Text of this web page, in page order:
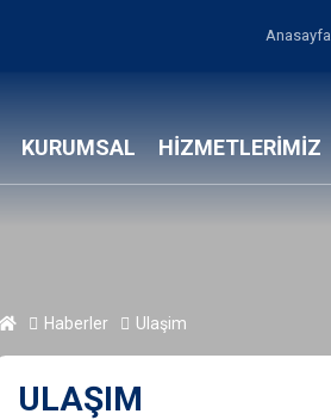
Anasayfa
KURUMSAL HİZMETLERİMİZ
Haberler Ulaşim
ULAŞIM